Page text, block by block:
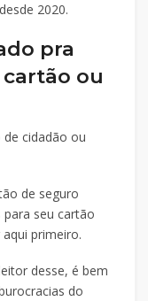
2020.
pra
ou
cidadão ou
de seguro
seu cartão
primeiro.
desse, é bem
do